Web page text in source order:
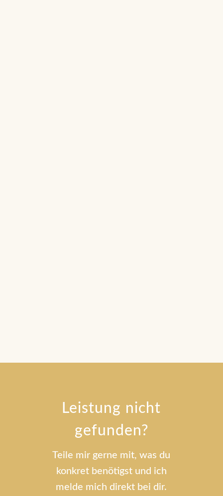
Leistung nicht
gefunden?
Teile mir gerne mit, was du
konkret benötigst und ich
melde mich direkt bei dir.